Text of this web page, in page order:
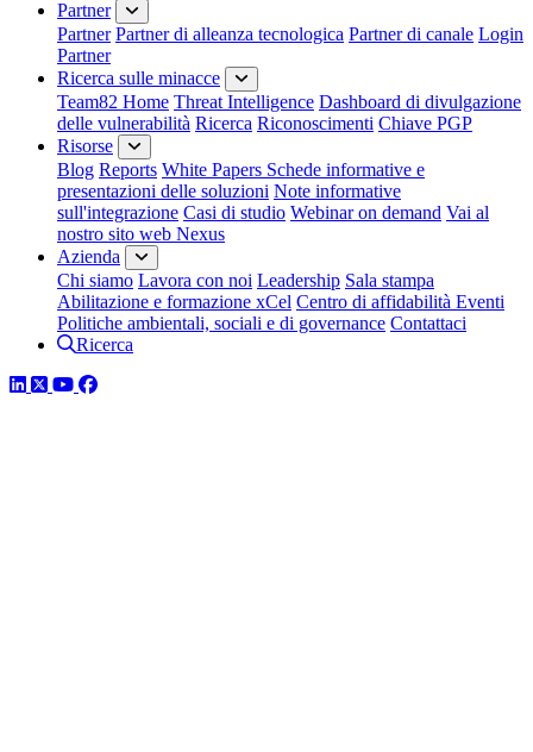
Partner
Partner Partner di alleanza tecnologica Partner di canale Login
Partner
Ricerca sulle minacce
Team82 Home Threat Intelligence Dashboard di divulgazione
delle vulnerabilità Ricerca Riconoscimenti Chiave PGP
Risorse
Blog Reports White Papers Schede informative e
presentazioni delle soluzioni Note informative
sull'integrazione Casi di studio Webinar on demand Vai al
nostro sito web Nexus
Azienda
Chi siamo Lavora con noi Leadership Sala stampa
Abilitazione e formazione xCel Centro di affidabilità Eventi
Politiche ambientali, sociali e di governance Contattaci
Ricerca
LinkedIn
TwitterYouTube
Facebook